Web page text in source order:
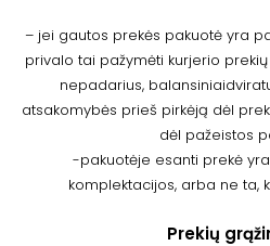
– jei gautos prekės pakuotė yra
privalo tai pažymėti kurjerio
nepadarius,
atsakomybės prieš pirkėją dėl
dėl pažeistos
-pakuotėje esanti prekė
komplektacijos, arba ne ta,
Prekių